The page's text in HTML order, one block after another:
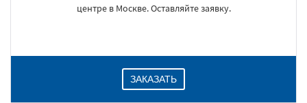
центре в Москве. Оставляйте заявку.
ЗАКАЗАТЬ